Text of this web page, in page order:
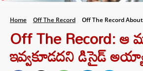
Home Off The Record Off The Record
Off The Record: ఆ
ఇవ్వకూడదని డిసైడ్‌